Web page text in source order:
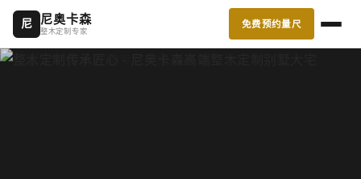
尼 尼奥卡森
整木定制专家 免费预约量尺